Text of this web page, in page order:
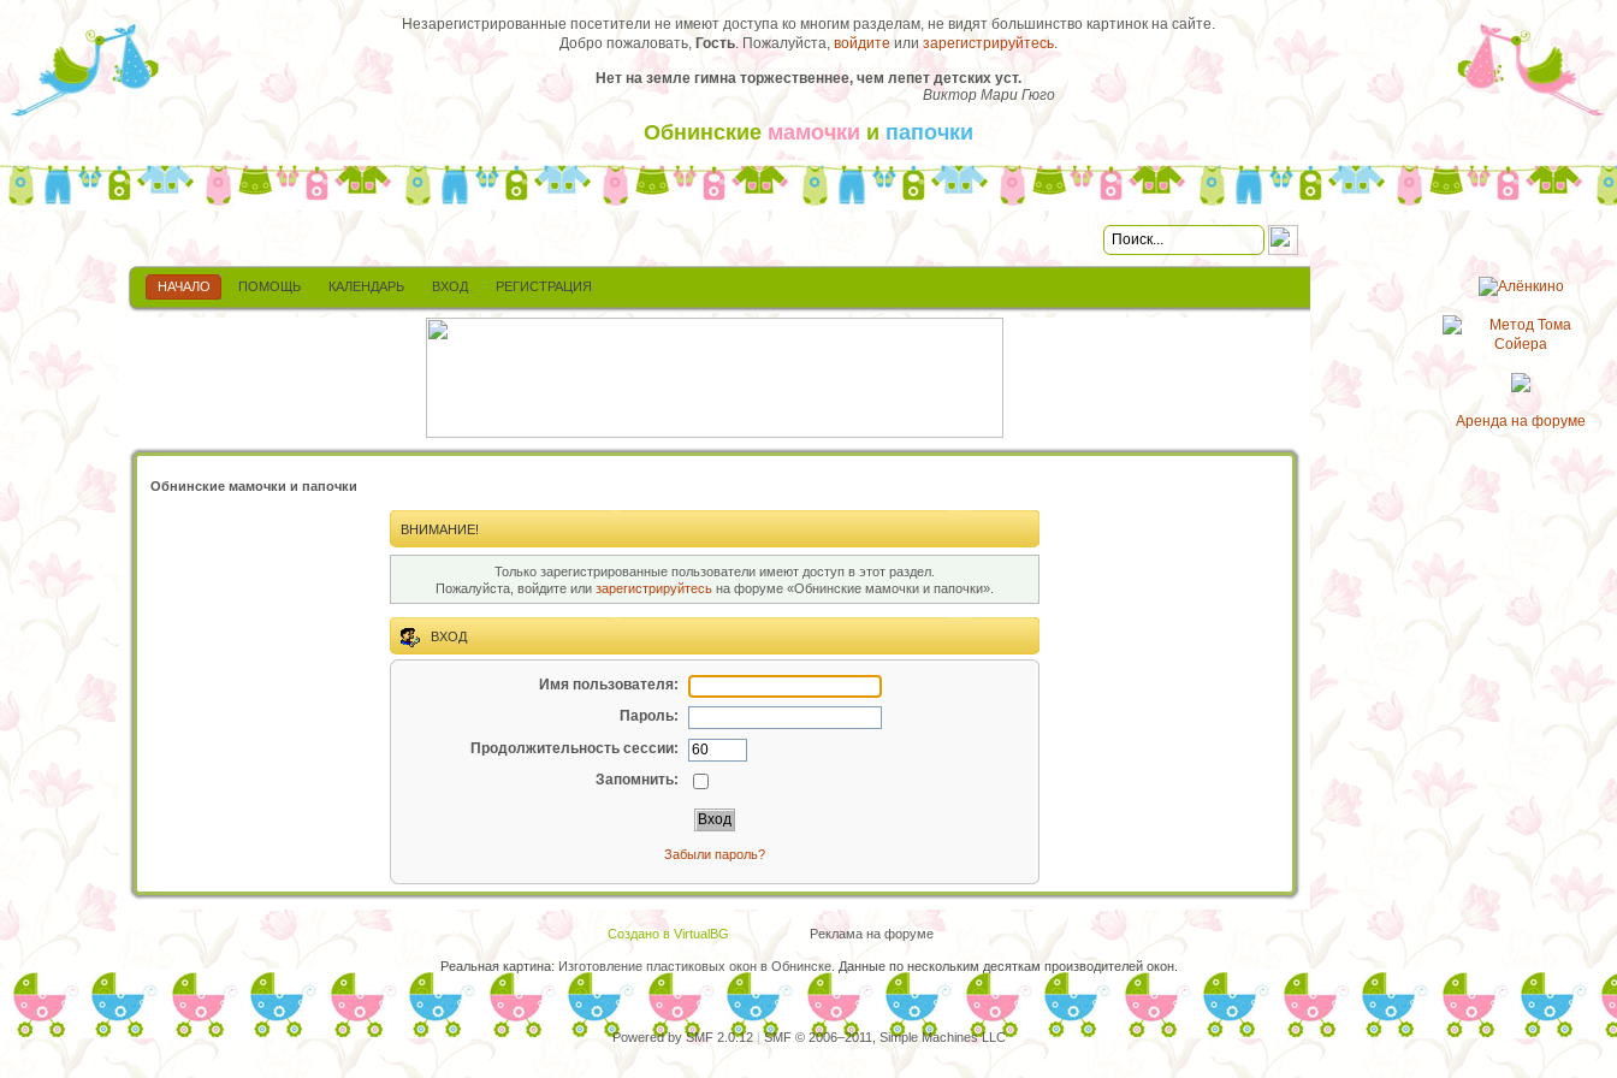
Незарегистрированные посетители не имеют доступа ко многим разделам, не видят большинство картинок на сайте.
Добро пожаловать, Гость. Пожалуйста, войдите илизарегистрируйтесь.
Нет на земле гимна торжественнее, чем лепет детских уст.
Виктор Мари Гюго
Обнинские мамочки ипапочки
НАЧАЛО ПОМОЩЬ КАЛЕНДАРЬ ВХОД РЕГИСТРАЦИЯ
Обнинские мамочки и папочки
ВНИМАНИЕ!
Только зарегистрированные пользователи имеют доступ в этот раздел.
Пожалуйста, войдите или зарегистрируйтесь на форуме «Обнинские мамочки и папочки».
ВХОД
Имя пользователя:
Пароль:
Продолжительность сессии:
Запомнить:
Забыли пароль?
Аренда на форуме
Создано в VirtualBG Реклама на форуме
Реальная картина: Изготовление пластиковых окон в Обнинске. Данные по нескольким десяткам производителей окон.
Powered by SMF 2.0.12|SMF © 2006–2011, Simple Machines LLC